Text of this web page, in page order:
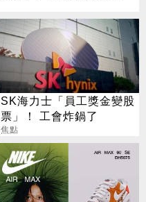
SK海力士「員工獎金變股
票」！ 工會炸鍋了
焦點